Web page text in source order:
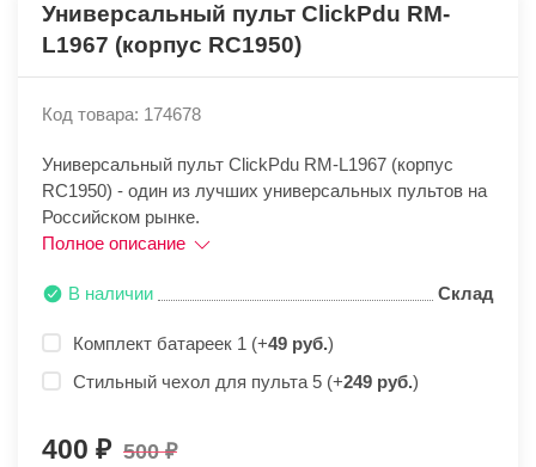
Универсальный пульт ClickPdu RM-
L1967 (корпус RC1950)
Код товара: 174678
Универсальный пульт ClickPdu RM-L1967 (корпус
RC1950) - один из лучших универсальных пультов на
Российском рынке.
Полное описание
В наличии Склад
Комплект батареек 1 (+49 руб.)
Стильный чехол для пульта 5 (+249 руб.)
400 500